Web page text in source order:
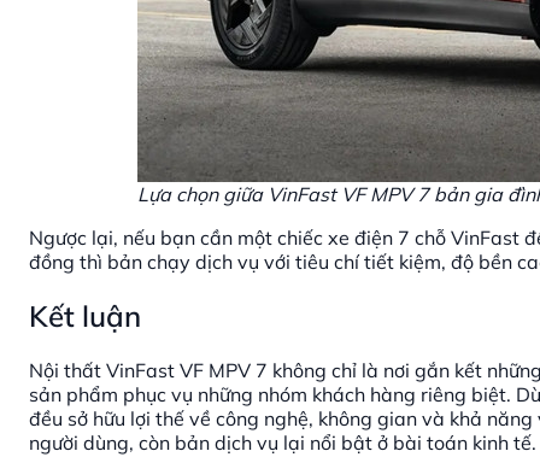
Lựa chọn giữa VinFast VF MPV 7 bản gia
Ngược lại, nếu bạn cần một chiếc xe điện 7 chỗ VinFast
đồng thì bản chạy dịch vụ với tiêu chí tiết kiệm, độ bền
Kết luận
Nội thất VinFast VF MPV 7 không chỉ là nơi gắn kết
sản phẩm phục vụ những nhóm khách hàng riêng biệt.
đều sở hữu lợi thế về công nghệ, không gian và khả
người dùng, còn bản dịch vụ lại nổi bật ở bài toán kinh tế.